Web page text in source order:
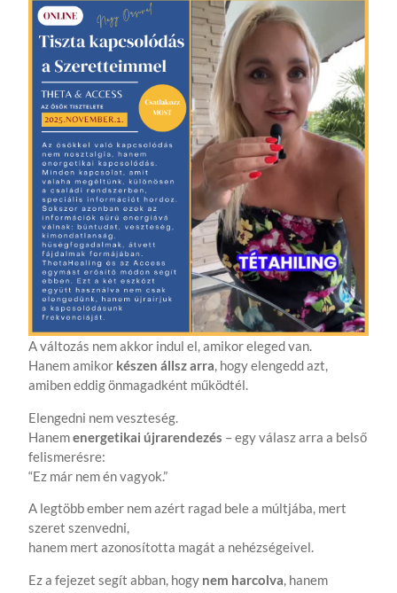
A változás nem akkor indul el, amikor eleged van.
Hanem amikor készen állsz arra, hogy elengedd azt,
amiben eddig önmagadként működtél.
Elengedni nem veszteség.
Hanemenergetikai újrarendezés – egy válasz arra a belső
felismerésre:
“Ez már nem én vagyok.”
A legtöbb ember nem azért ragad bele a múltjába, mert
szeret szenvedni,
hanem mert azonosította magát a nehézségeivel.
Ez a fejezet segít abban, hogy nem harcolva, hanem